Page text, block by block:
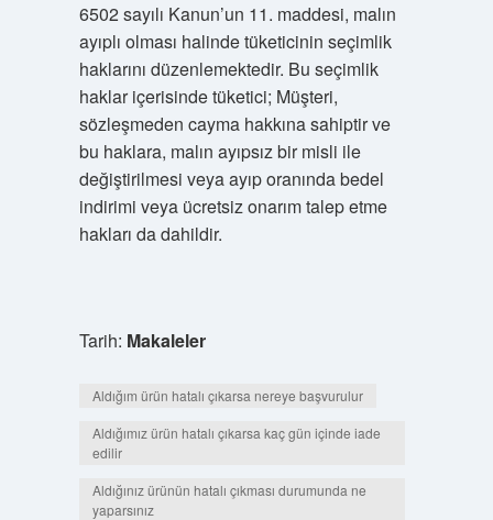
6502 sayılı Kanun’un 11. maddesi, malın
ayıplı olması halinde tüketicinin seçimlik
haklarını düzenlemektedir. Bu seçimlik
haklar içerisinde tüketici; Müşteri,
sözleşmeden cayma hakkına sahiptir ve
bu haklara, malın ayıpsız bir misli ile
değiştirilmesi veya ayıp oranında bedel
indirimi veya ücretsiz onarım talep etme
hakları da dahildir.
Tarih: Makaleler
Aldığım ürün hatalı çıkarsa nereye başvurulur
Aldığımız ürün hatalı çıkarsa kaç gün içinde iade
edilir
Aldığınız ürünün hatalı çıkması durumunda ne
yaparsınız